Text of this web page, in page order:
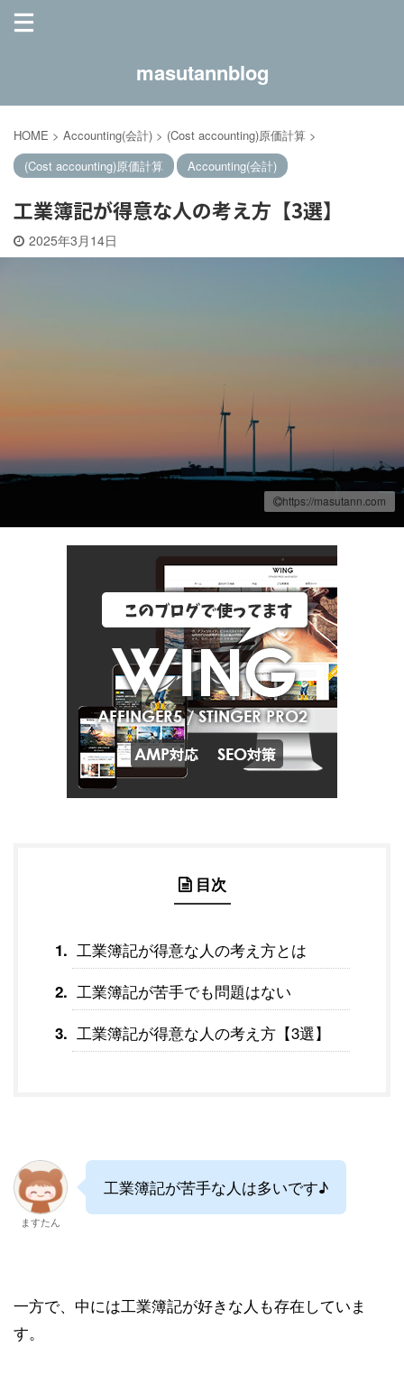
masutannblog
HOME > Accounting(会計) > (Cost accounting)原価計算 >
(Cost accounting)原価計算
Accounting(会計)
工業簿記が得意な人の考え方【3選】
2025年3月14日
https://masutann.com
目次
工業簿記が得意な人の考え方とは
工業簿記が苦手でも問題はない
工業簿記が得意な人の考え方【3選】
ますたん
工業簿記が苦手な人は多いです♪
一方で、中には工業簿記が好きな人も存在していま
す。